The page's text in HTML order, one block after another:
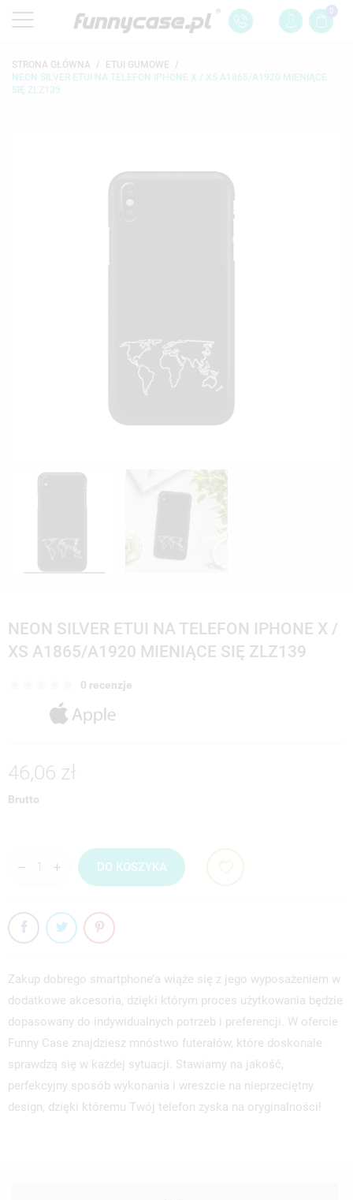
0
STRONA GŁÓWNA
ETUI GUMOWE
NEON SILVER ETUI NA TELEFON IPHONE X / XS A1865/A1920 MIENIĄCE
SIĘ ZLZ139
NEON SILVER ETUI NA TELEFON IPHONE X /
XS A1865/A1920 MIENIĄCE SIĘ ZLZ139
0 recenzje
46,06 zł
Brutto
DO KOSZYKA
Zakup dobrego smartphone’a wiąże się z jego wyposażeniem w
dodatkowe akcesoria, dzięki którym proces użytkowania będzie
dopasowany do indywidualnych potrzeb i preferencji. W ofercie
Funny Case znajdziesz mnóstwo futerałów, które doskonale
sprawdzą się w każdej sytuacji. Stawiamy na jakość,
perfekcyjny sposób wykonania i wreszcie na nieprzeciętny
design, dzięki któremu Twój telefon zyska na oryginalności!